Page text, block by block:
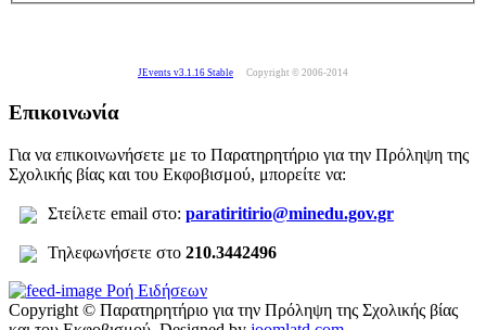
JEvents v3.1.16 Stable Copyright © 2006-2014
Επικοινωνία
Για να επικοινωνήσετε με το Παρατηρητήριο για την Πρόληψη της
Σχολικής βίας και του Εκφοβισμού, μπορείτε να:
Στείλετε email στο: paratiritirio@minedu.gov.gr
Τηλεφωνήσετε στο 210.3442496
Ροή Ειδήσεων
Copyright © Παρατηρητήριο για την Πρόληψη της Σχολικής βίας